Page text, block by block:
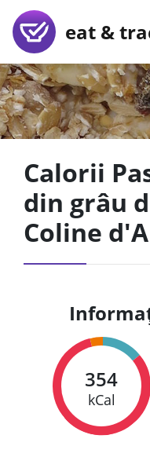
eat &
Calorii
din grâu
Coline
354
kCal